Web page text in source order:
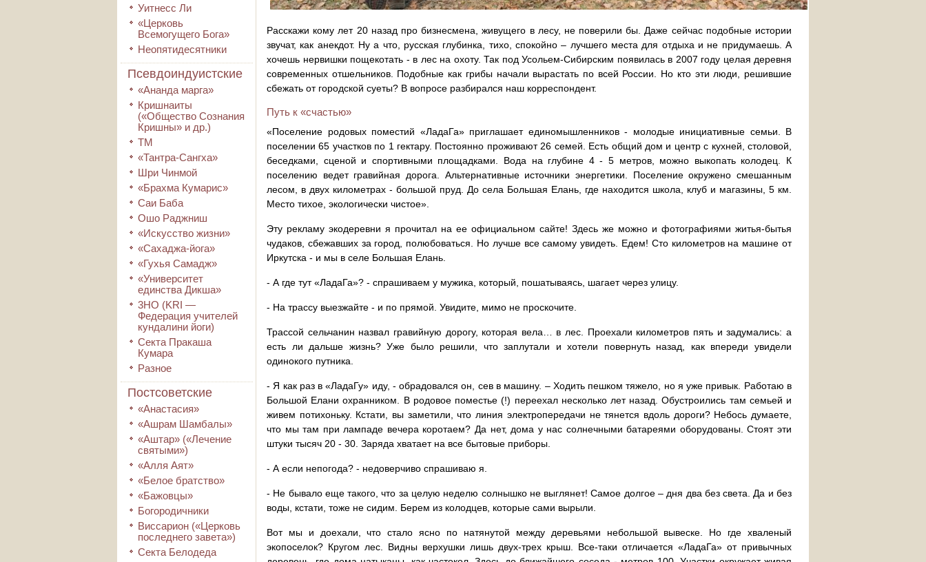
Уитнесс Ли
«Церковь
Всемогущего Бога»
Неопятидесятники
Псевдоиндуистские
«Ананда марга»
Кришнаиты
(«Общество Сознания
Кришны» и др.)
ТМ
«Тантра-Сангха»
Шри Чинмой
«Брахма Кумарис»
Саи Баба
Ошо Раджниш
«Искусство жизни»
«Сахаджа-йога»
«Гухья Самадж»
«Университет
единства Дикша»
3HO (KRI ―
Федерация учителей
кундалини йоги)
Секта Пракаша
Кумара
Разное
Постсоветские
«Анастасия»
«Ашрам Шамбалы»
«Аштар» («Лечение
святыми»)
«Алля Аят»
«Белое братство»
«Бажовцы»
Богородичники
Виссарион («Церковь
последнего завета»)
Секта Белодеда
Расскажи кому лет 20 назад про бизнесмена, живущего в лесу, не поверили бы. Даже сейчас подобные истории
звучат, как анекдот. Ну а что, русская глубинка, тихо, спокойно – лучшего места для отдыха и не придумаешь. А
хочешь нервишки пощекотать - в лес на охоту. Так под Усольем-Сибирским появилась в 2007 году целая деревня
современных отшельников. Подобные как грибы начали вырастать по всей России. Но кто эти люди, решившие
сбежать от городской суеты? В вопросе разбирался наш корреспондент.
Путь к «счастью»
«Поселение родовых поместий «ЛадаГа» приглашает единомышленников - молодые инициативные семьи. В
поселении 65 участков по 1 гектару. Постоянно проживают 26 семей. Есть общий дом и центр с кухней, столовой,
беседками, сценой и спортивными площадками. Вода на глубине 4 - 5 метров, можно выкопать колодец. К
поселению ведет гравийная дорога. Альтернативные источники энергетики. Поселение окружено смешанным
лесом, в двух километрах - большой пруд. До села Большая Елань, где находится школа, клуб и магазины, 5 км.
Место тихое, экологически чистое».
Эту рекламу экодеревни я прочитал на ее официальном сайте! Здесь же можно и фотографиями житья-бытья
чудаков, сбежавших за город, полюбоваться. Но лучше все самому увидеть. Едем! Сто километров на машине от
Иркутска - и мы в селе Большая Елань.
- А где тут «ЛадаГа»? - спрашиваем у мужика, который, пошатываясь, шагает через улицу.
- На трассу выезжайте - и по прямой. Увидите, мимо не проскочите.
Трассой сельчанин назвал гравийную дорогу, которая вела… в лес. Проехали километров пять и задумались: а
есть ли дальше жизнь? Уже было решили, что заплутали и хотели повернуть назад, как впереди увидели
одинокого путника.
- Я как раз в «ЛадаГу» иду, - обрадовался он, сев в машину. – Ходить пешком тяжело, но я уже привык. Работаю в
Большой Елани охранником. В родовое поместье (!) переехал несколько лет назад. Обустроились там семьей и
живем потихоньку. Кстати, вы заметили, что линия электропередачи не тянется вдоль дороги? Небось думаете,
что мы там при лампаде вечера коротаем? Да нет, дома у нас солнечными батареями оборудованы. Стоят эти
штуки тысяч 20 - 30. Заряда хватает на все бытовые приборы.
- А если непогода? - недоверчиво спрашиваю я.
- Не бывало еще такого, что за целую неделю солнышко не выглянет! Самое долгое – дня два без света. Да и без
воды, кстати, тоже не сидим. Берем из колодцев, которые сами вырыли.
Вот мы и доехали, что стало ясно по натянутой между деревьями небольшой вывеске. Но где хваленый
экопоселок? Кругом лес. Видны верхушки лишь двух-трех крыш. Все-таки отличается «ЛадаГа» от привычных